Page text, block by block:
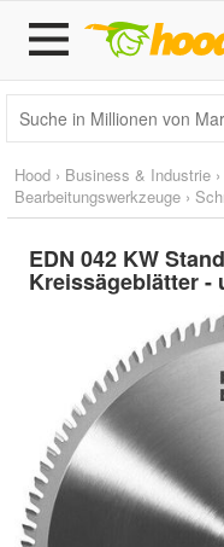
Hood › Business & Industrie ›
Bearbeitungswerkzeuge ›
EDN 042 KW
Kreissägeblätter -